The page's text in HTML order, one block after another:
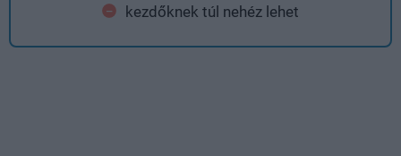
kezdőknek túl nehéz lehet